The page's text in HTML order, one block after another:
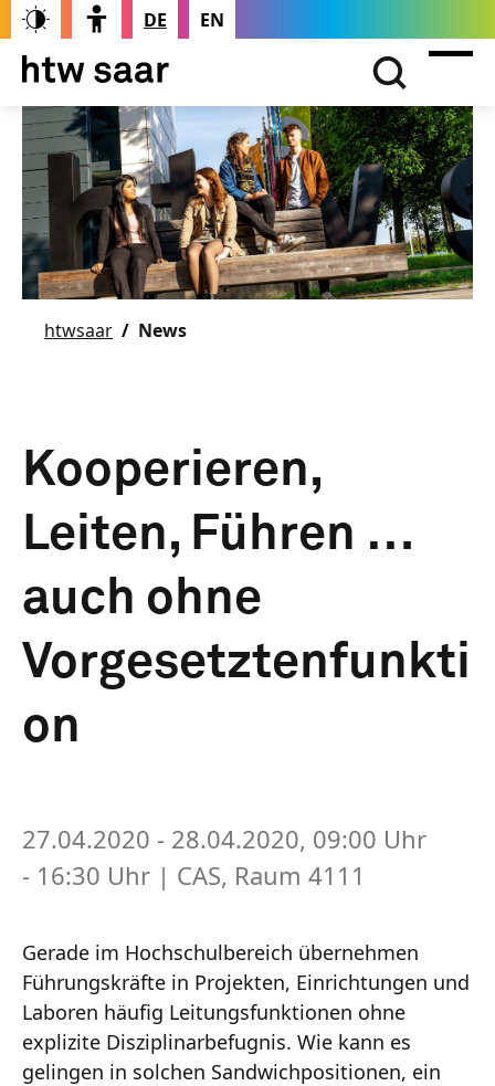
DE EN
htwsaar News
Kooperieren,
Leiten, Führen …
auch ohne
Vorgesetztenfunkti
on
27.04.2020 - 28.04.2020, 09:00 Uhr
- 16:30 Uhr | CAS, Raum 4111
Gerade im Hochschulbereich übernehmen
Führungskräfte in Projekten, Einrichtungen und
Laboren häufig Leitungsfunktionen ohne
explizite Disziplinarbefugnis. Wie kann es
gelingen in solchen Sandwichpositionen, ein